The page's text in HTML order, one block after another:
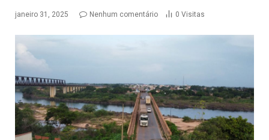
janeiro 31, 2025 Nenhum comentário 0 Visitas